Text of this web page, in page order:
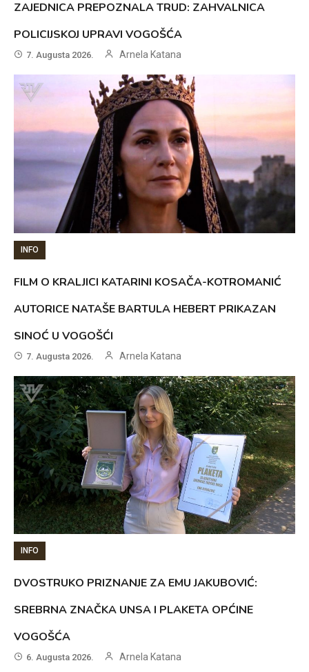
ZAJEDNICA PREPOZNALA TRUD: ZAHVALNICA
POLICIJSKOJ UPRAVI VOGOŠĆA
7. Augusta 2026. Arnela Katana
INFO
FILM O KRALJICI KATARINI KOSAČA-KOTROMANIĆ
AUTORICE NATAŠE BARTULA HEBERT PRIKAZAN
SINOĆ U VOGOŠĆI
7. Augusta 2026. Arnela Katana
INFO
DVOSTRUKO PRIZNANJE ZA EMU JAKUBOVIĆ:
SREBRNA ZNAČKA UNSA I PLAKETA OPĆINE
VOGOŠĆA
6. Augusta 2026. Arnela Katana